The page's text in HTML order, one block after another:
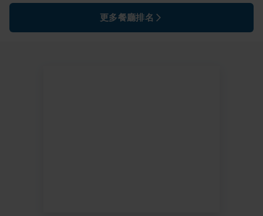
更多餐廳排名